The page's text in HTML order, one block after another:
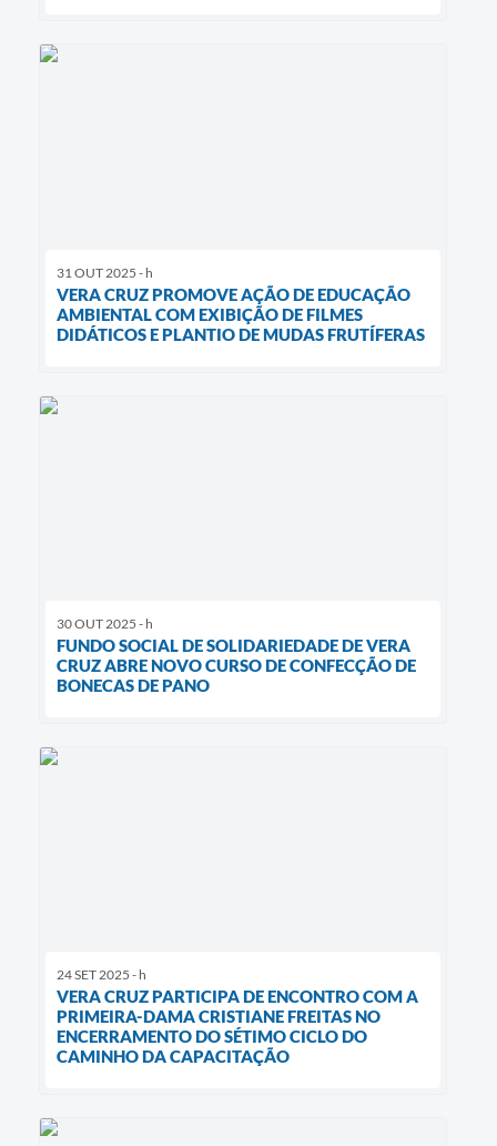
31 OUT 2025 - h
VERA CRUZ PROMOVE AÇÃO DE EDUCAÇÃO
AMBIENTAL COM EXIBIÇÃO DE FILMES
DIDÁTICOS E PLANTIO DE MUDAS FRUTÍFERAS
30 OUT 2025 - h
FUNDO SOCIAL DE SOLIDARIEDADE DE VERA
CRUZ ABRE NOVO CURSO DE CONFECÇÃO DE
BONECAS DE PANO
24 SET 2025 - h
VERA CRUZ PARTICIPA DE ENCONTRO COM A
PRIMEIRA-DAMA CRISTIANE FREITAS NO
ENCERRAMENTO DO SÉTIMO CICLO DO
CAMINHO DA CAPACITAÇÃO